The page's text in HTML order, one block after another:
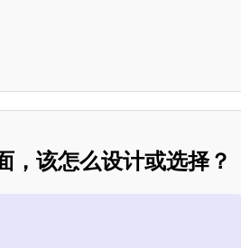
，该怎么设计或选择？